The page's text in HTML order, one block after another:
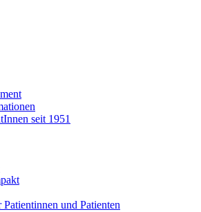
seit 1951
und Patienten